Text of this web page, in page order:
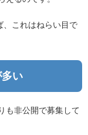
、これはねらい目で
い
も非公開で募集して